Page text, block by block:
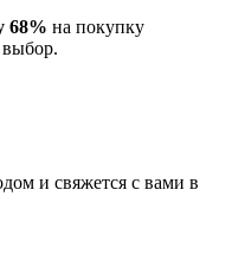
68% на покупку
и свяжется с вами в